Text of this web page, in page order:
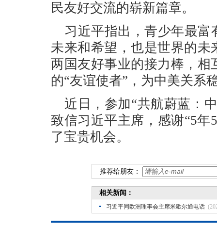
民友好交流的崭新篇章。
习近平指出，青少年最
未来和希望，也是世界的
两国友好事业的接力棒，
的“友谊使者”，为中美关系
近日，参加“共航蔚蓝：
致信习近平主席，感谢“5
了宝贵机会。
推荐给朋友：
相关新闻：
习近平同欧洲理事会主席米歇尔通电话